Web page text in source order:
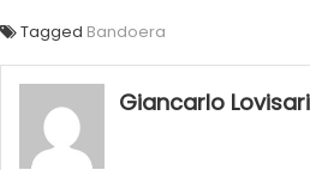
Tagged Bandoera
Giancarlo Lovisari